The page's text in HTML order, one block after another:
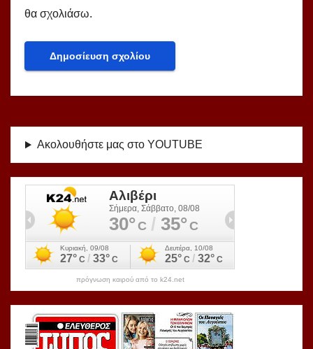
θα σχολιάσω.
Ακολουθήστε μας στο YOUTUBE
πρόγνωση καιρού από το k24.net